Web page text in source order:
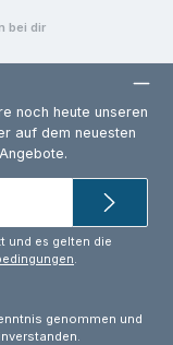
bei dir
noch heute unseren
auf dem neuesten
und es gelten die
.
genommen und